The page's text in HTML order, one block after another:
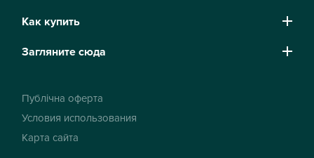
Как купить
Загляните сюда
Публічна оферта
Условия использования
Карта сайта